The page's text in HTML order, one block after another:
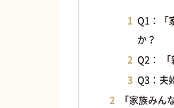
Q1：「
か？
Q2：
Q3：夫
「家族み